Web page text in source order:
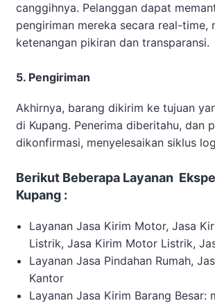
canggihnya. Pelanggan dapat
pengiriman mereka secara real-time,
ketenangan pikiran dan transparansi.
5. Pengiriman
Akhirnya, barang dikirim ke tujuan
di Kupang. Penerima diberitahu, dan
dikonfirmasi, menyelesaikan siklus
Berikut Beberapa Layanan
Kupang :
Layanan Jasa Kirim Motor, Jasa
Listrik, Jasa Kirim Motor Listrik,
Layanan Jasa Pindahan Rumah,
Kantor
Layanan Jasa Kirim Barang Besar: